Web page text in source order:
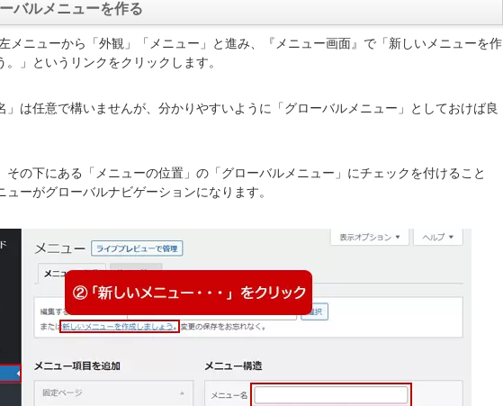
ーバルメニューを作る
左メニューから「外観」「メニュー」と進み、『メニュー画面』で「新しいメニューを作
。」というリンクをクリックします。
」は任意で構いませんが、分かりやすいように「グローバルメニュー」としておけば良
その下にある「メニューの位置」の「グローバルメニュー」にチェックを付けること
ューがグローバルナビゲーションになります。